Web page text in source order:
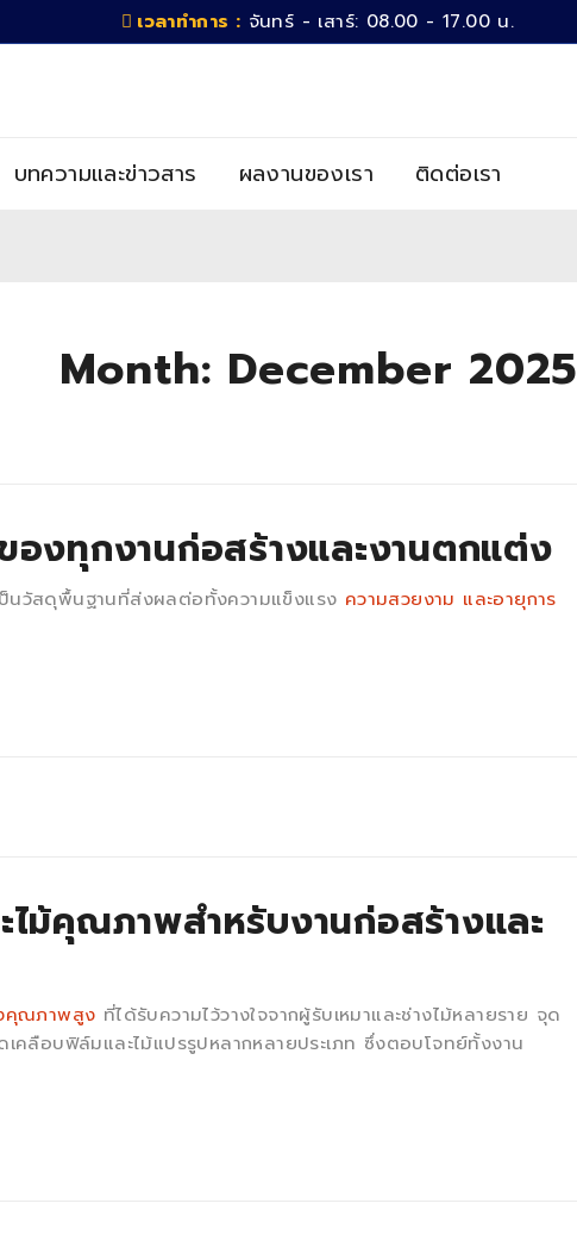
เวลาทำการ : จันทร์ - เสาร์: 08.00 - 17.00 น.
บทความและข่าวสาร ผลงานของเรา ติดต่อเรา
Month: December 2025
องทุกงานก่อสร้างและงานตกแต่ง
ป็นวัสดุพื้นฐานที่ส่งผลต่อทั้งความแข็งแรง ความสวยงาม และอายุการ
ม้คุณภาพสำหรับงานก่อสร้างและ
คุณภาพสูง ที่ได้รับความไว้วางใจจากผู้รับเหมาและช่างไม้หลายราย จุด
คลือบฟิล์มและไม้แปรรูปหลากหลายประเภท ซึ่งตอบโจทย์ทั้งงาน